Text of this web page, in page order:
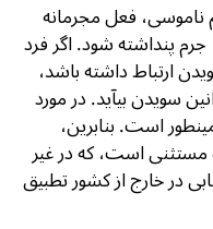
ناموسی، فعل مجرمانه
پنداشته شود. اگر فرد
ارتباط داشته باشد،
بیآید. در مورد
است. بنابرین،
است، که در غیر
در خارج از کشور تطبیق